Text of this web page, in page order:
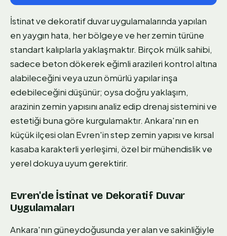
İstinat ve dekoratif duvar uygulamalarında yapılan
en yaygın hata, her bölgeye ve her zemin türüne
standart kalıplarla yaklaşmaktır. Birçok mülk sahibi,
sadece beton dökerek eğimli arazileri kontrol altına
alabileceğini veya uzun ömürlü yapılar inşa
edebileceğini düşünür; oysa doğru yaklaşım,
arazinin zemin yapısını analiz edip drenaj sistemini ve
estetiği buna göre kurgulamaktır. Ankara'nın en
küçük ilçesi olan Evren'in step zemin yapısı ve kırsal
kasaba karakterli yerleşimi, özel bir mühendislik ve
yerel dokuya uyum gerektirir.
Evren'de İstinat ve Dekoratif Duvar
Uygulamaları
Ankara'nın güneydoğusunda yer alan ve sakinliğiyle